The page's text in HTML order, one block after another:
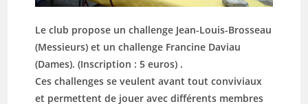
Le club propose un challenge Jean-Louis-Brosseau
(Messieurs) et un challenge Francine Daviau
(Dames). (Inscription : 5 euros) .
Ces challenges se veulent avant tout conviviaux
et permettent de jouer avec différents membres